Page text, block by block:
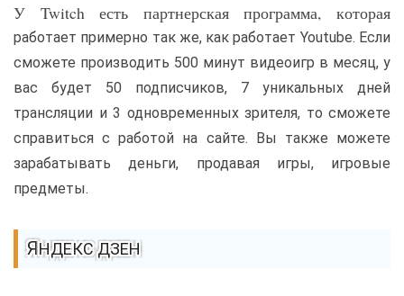
У Twitch есть партнерская программа, которая
работает примерно так же, как работает Youtube. Если
сможете производить 500 минут видеоигр в месяц, у
вас будет 50 подписчиков, 7 уникальных дней
трансляции и 3 одновременных зрителя, то сможете
справиться с работой на сайте. Вы также можете
зарабатывать деньги, продавая игры, игровые
предметы.
ЯНДЕКС ДЗЕН